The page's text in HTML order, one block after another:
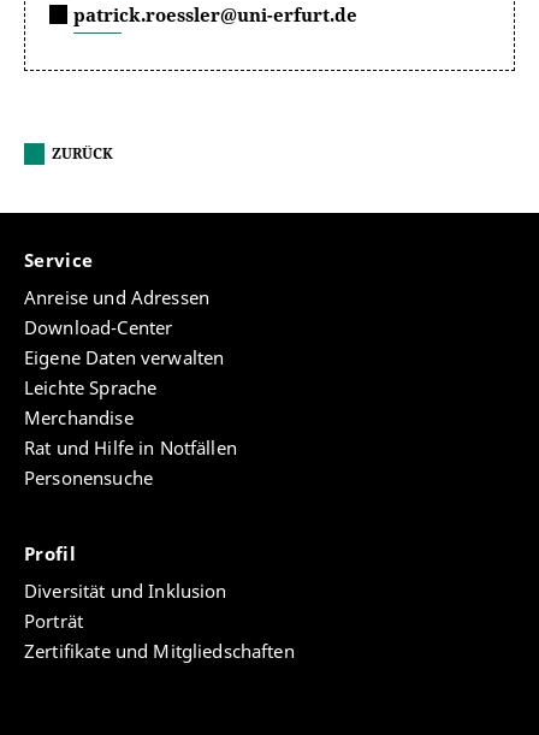
patrick.roessler@uni-erfurt.de
ZURÜCK
Service
Anreise und Adressen
Download-Center
Eigene Daten verwalten
Leichte Sprache
Merchandise
Rat und Hilfe in Notfällen
Personensuche
Profil
Diversität und Inklusion
Porträt
Zertifikate und Mitgliedschaften